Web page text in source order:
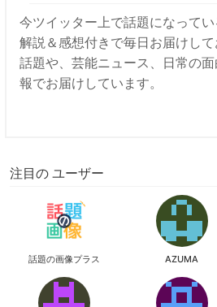
今ツイッター上で話題になって
解説＆感想付きで毎日お届けし
話題や、芸能ニュース、日常の
報でお届けしています。
注目の ユーザー
話題の画像プラス AZUMA